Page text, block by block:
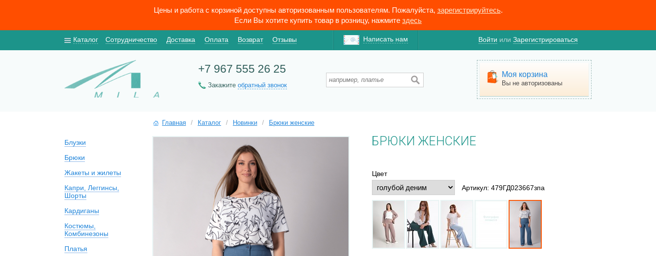
Цены и работа с корзиной доступны авторизованным пользователям. Пожалуйста, зарегистрируйтесь.
Если Вы хотите купить товар в розницу, нажмите здесь
Каталог Сотрудничество Доставка Оплата Возврат Отзывы Написать нам Войти или Зарегистрироваться
+7 967 555 26 25
Закажите обратный звонок
Моя корзина
Вы не авторизованы
Блузки
Брюки
Жакеты и жилеты
Капри, Леггинсы,
Шорты
Кардиганы
Костюмы,
Комбинезоны
Платья
Главная / Каталог / Новинки / Брюки женские
БРЮКИ ЖЕНСКИЕ
Цвет
Артикул: 479ГД023667зпа